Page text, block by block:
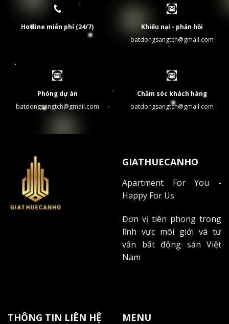
Hotline miễn phí (24/7)
Khiếu nại - phản hồi
batdongsangtch@gmail.com
Phòng dự án
batdongsangtch@gmail.com
Chăm sóc khách hàng
batdongsangtch@gmail.com
GIATHUECANHO
Apartment For You -
Happy For Us
Đơn vị tiên phong trong
lĩnh vực môi giới và tư
vấn bất động sản Việt
Nam
THÔNG TIN LIÊN HỆ MENU